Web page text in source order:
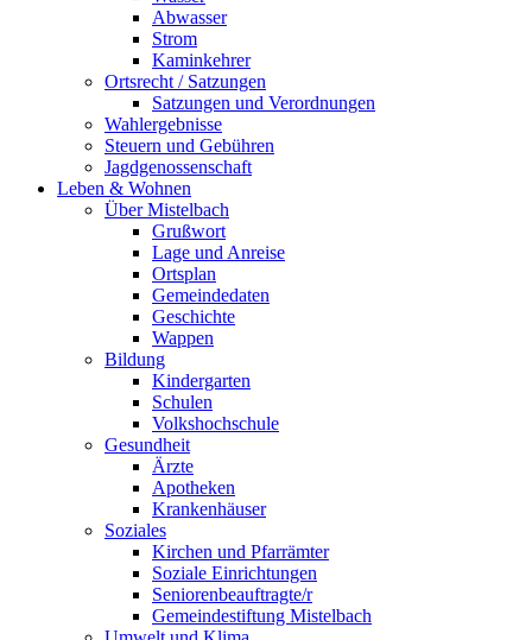
Abwasser
Strom
Kaminkehrer
Ortsrecht / Satzungen
Satzungen und Verordnungen
Wahlergebnisse
Steuern und Gebühren
Jagdgenossenschaft
Leben & Wohnen
Über Mistelbach
Grußwort
Lage und Anreise
Ortsplan
Gemeindedaten
Geschichte
Wappen
Bildung
Kindergarten
Schulen
Volkshochschule
Gesundheit
Ärzte
Apotheken
Krankenhäuser
Soziales
Kirchen und Pfarrämter
Soziale Einrichtungen
Seniorenbeauftragte/r
Gemeindestiftung Mistelbach